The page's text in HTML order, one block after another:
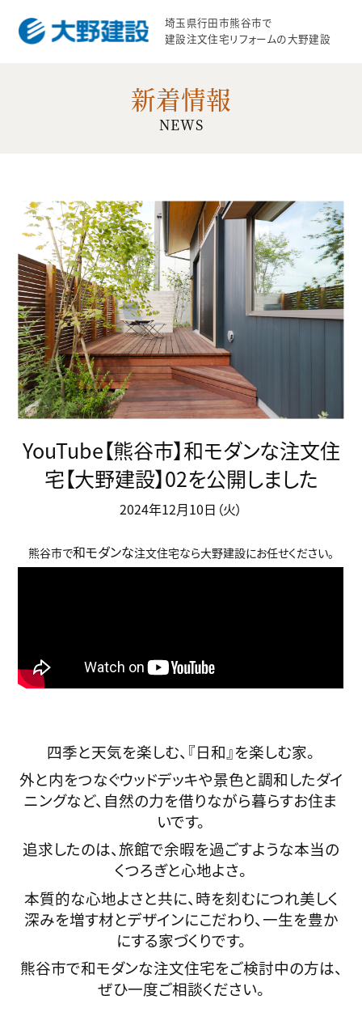
埼玉県行田市熊谷市で
建設注文住宅リフォームの大野建設
新着情報
NEWS
YouTube【熊谷市】和モダンな注文住
宅【大野建設】02を公開しました
2024年12月10日（火）
熊谷市で和モダンな注文住宅なら大野建設にお任せください。
四季と天気を楽しむ、『日和』を楽しむ家。
外と内をつなぐウッドデッキや景色と調和したダイ
ニングなど、自然の力を借りながら暮らすお住ま
いです。
追求したのは、旅館で余暇を過ごすような本当の
くつろぎと心地よさ。
本質的な心地よさと共に、時を刻むにつれ美しく
深みを増す材とデザインにこだわり、一生を豊か
にする家づくりです。
熊谷市で和モダンな注文住宅をご検討中の方は、
ぜひ一度ご相談ください。